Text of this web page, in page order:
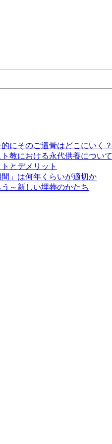
にそのご遺骨はどこにいく？
教における永代供養について
とデメリット
」は何年くらいが適切か
～新しい埋葬のかたち